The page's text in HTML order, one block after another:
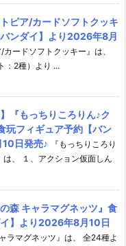
ピア/カードソフトクッキ
ンダイ】より2026年8月
/カードソフトクッキー』は、
：2種）より ...
『もっちりころりん♪ク
玩フィギュア予約【バン
日発売♪
『もっちりころり
、 １、アクション仮面しん
森 キャラマグネッツ』食
】より2026年8月10日
ラマグネッツ』は、 全24種よ